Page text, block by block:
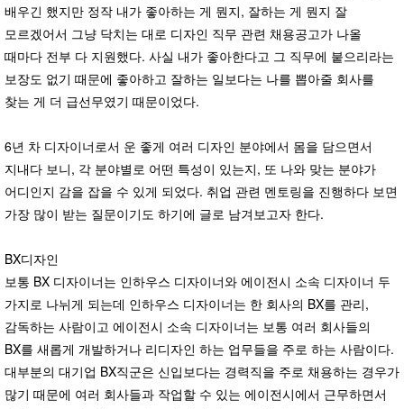
배우긴 했지만 정작 내가 좋아하는 게 뭔지, 잘하는 게 뭔지 잘
모르겠어서 그냥 닥치는 대로 디자인 직무 관련 채용공고가 나올
때마다 전부 다 지원했다. 사실 내가 좋아한다고 그 직무에 붙으리라는
보장도 없기 때문에 좋아하고 잘하는 일보다는 나를 뽑아줄 회사를
찾는 게 더 급선무였기 때문이었다.
6년 차 디자이너로서 운 좋게 여러 디자인 분야에서 몸을 담으면서
지내다 보니, 각 분야별로 어떤 특성이 있는지, 또 나와 맞는 분야가
어디인지 감을 잡을 수 있게 되었다. 취업 관련 멘토링을 진행하다 보면
가장 많이 받는 질문이기도 하기에 글로 남겨보고자 한다.
BX디자인
보통 BX 디자이너는 인하우스 디자이너와 에이전시 소속 디자이너 두
가지로 나뉘게 되는데 인하우스 디자이너는 한 회사의 BX를 관리,
감독하는 사람이고 에이전시 소속 디자이너는 보통 여러 회사들의
BX를 새롭게 개발하거나 리디자인 하는 업무들을 주로 하는 사람이다.
대부분의 대기업 BX직군은 신입보다는 경력직을 주로 채용하는 경우가
많기 때문에 여러 회사들과 작업할 수 있는 에이전시에서 근무하면서